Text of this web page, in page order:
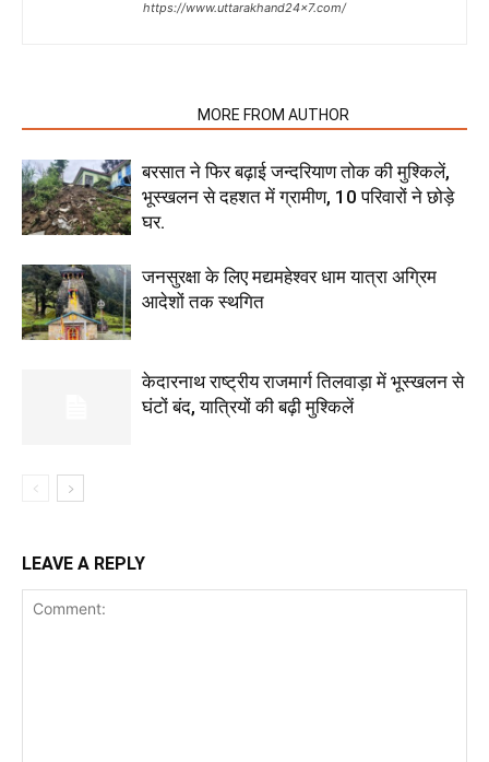
https://www.uttarakhand24x7.com/
MORE FROM AUTHOR
बरसात ने फिर बढ़ाई जन्दरियाण तोक की मुश्किलें,
भूस्खलन से दहशत में ग्रामीण, 10 परिवारों ने छोड़े
घर.
जनसुरक्षा के लिए मद्यमहेश्वर धाम यात्रा अग्रिम
आदेशों तक स्थगित
केदारनाथ राष्ट्रीय राजमार्ग तिलवाड़ा में भूस्खलन से
घंटों बंद, यात्रियों की बढ़ी मुश्किलें
LEAVE A REPLY